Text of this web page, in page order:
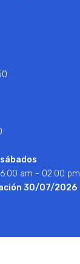
sábados
6:00 am - 02:00 pm
30/07/2026